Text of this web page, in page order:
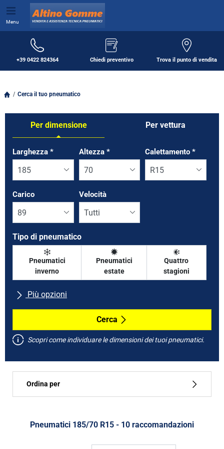
Menu
+39 0422 824364 Chiedi preventivo Trova il punto di vendita
Cerca il tuo pneumatico
Per dimensione Per vettura
Tab updated: Per dimensione
Larghezza * Altezza * Calettamento*
Carico Velocità
Tipo di pneumatico
Pneumatici
inverno
Pneumatici
estate
Quattro
stagioni
Più opzioni
Tutte le marche
Tipo di vettura
Run flat
Cerca
Scopri come individuare le dimensioni dei tuoi pneumatici.
Ordina per
Tipo di pneumatico
Pneumatici ‎185/70 R15 - 10 raccomandazioni